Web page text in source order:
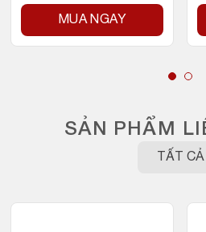
MUA NGAY
SẢN PHẨM
TẤT CẢ